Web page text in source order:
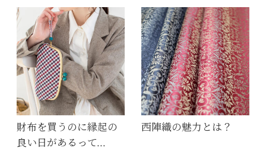
財布を買うのに縁起の
良い日があるって…
西陣織の魅力とは？